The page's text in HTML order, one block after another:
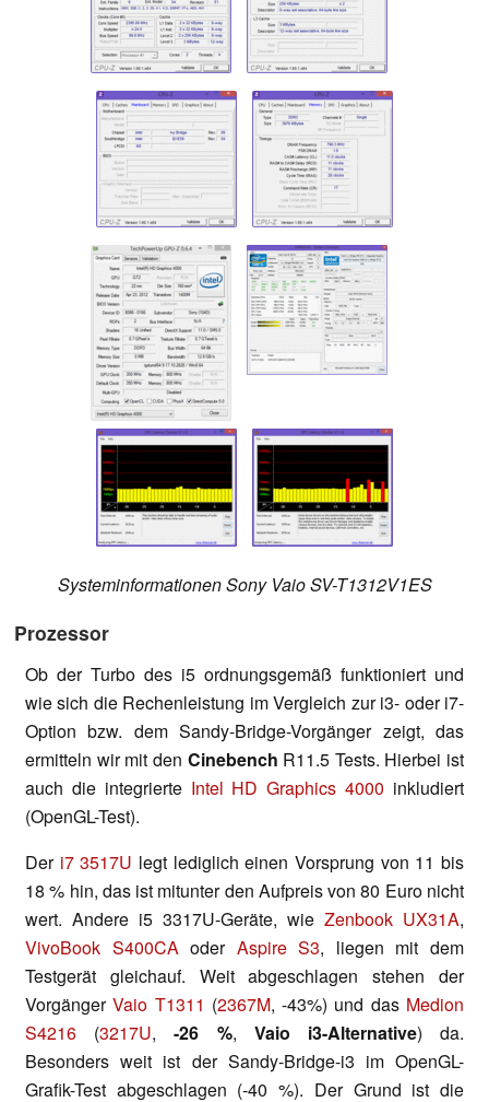
Systeminformationen Sony Vaio SV-T1312V1ES
Prozessor
Ob der Turbo des i5 ordnungsgemäß funktioniert und
wie sich die Rechenleistung im Vergleich zur i3- oder i7-
Option bzw. dem Sandy-Bridge-Vorgänger zeigt, das
ermitteln wir mit den Cinebench R11.5 Tests. Hierbei ist
auch die integrierte Intel HD Graphics 4000 inkludiert
(OpenGL-Test).
Der i7 3517U legt lediglich einen Vorsprung von 11 bis
18 % hin, das ist mitunter den Aufpreis von 80 Euro nicht
wert. Andere i5 3317U-Geräte, wie Zenbook UX31A,
VivoBook S400CAoder Aspire S3, liegen mit dem
Testgerät gleichauf. Weit abgeschlagen stehen der
VorgängerVaio T1311 (2367M, -43%) und das Medion
S4216 (3217U,-26 %, Vaio i3-Alternative) da.
Besonders weit ist der Sandy-Bridge-i3 im OpenGL-
Grafik-Test abgeschlagen (-40 %). Der Grund ist die